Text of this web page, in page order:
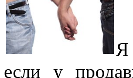
Я
если у